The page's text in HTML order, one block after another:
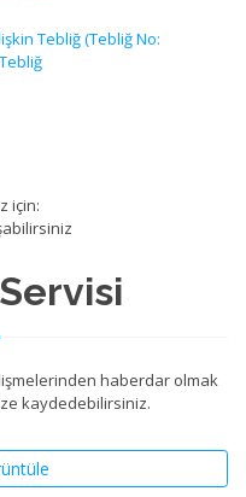
haberdar olmak
kaydedebilirsiniz.
Tebliğ (Tebliğ No:
için: